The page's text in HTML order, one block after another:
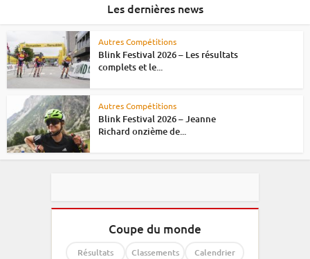
Les dernières news
Autres Compétitions
Blink Festival 2026 – Les résultats
complets et le...
Autres Compétitions
Blink Festival 2026 – Jeanne
Richard onzième de...
Coupe du monde
Résultats Classements Calendrier